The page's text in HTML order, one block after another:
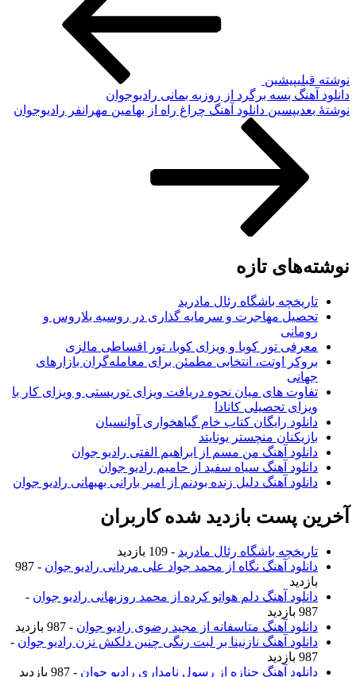
نوشته قبلیپیشین
دانلود آهنگ بسه برگرد از روزبه بمانی رادیوجوان
نوشته‌ٔ بعدیپسین دانلود آهنگ چراغ راه از بهامین مهرانفر رادیوجوان
نوشته‌های تازه
تاریخچه باشگاه رئال مادرید
تحصیل مهاجرت و سرمایه گذاری در روسیه بلاروس و
رومانی
معرفی تور کوبا و ویزای کوبا، تور اقساطی مالزی
بروکر اوتت، انتخابی مطمئن برای معامله‌گران بازارهای
جهانی
تفاوت های میان نحوه دریافت ویزای توریستی و ویزای کار با
ویزای تحصیلی کانادا
دانلود رایگان کتاب خام گیاهخواری آوانسیان
بازیکنان منچستر یونایتد
دانلود آهنگ من مسم از ابراهیم الفتی رادیو جوان
دانلود آهنگ سیاه سفید از حامیم رادیو جوان
دانلود آهنگ دلیل زنده بودنم از امیر بارانی بهبهانی رادیو جوان
آخرین پست بازدید شده کاربران
تاریخچه باشگاه رئال مادرید - 109 بازدید
دانلود آهنگ نگاه از محمد جواد علی مردانی رادیو جوان
- 987
بازدید
دانلود آهنگ دلم هواتو کرده از محمد روزبهانی رادیو جوان -
987 بازدید
دانلود آهنگ متاسفانه از مجید رضوی رادیو جوان - 987 بازدید
دانلود آهنگ نازنینا بر لبت رنگی چنین دلکش نزن رادیو جوان -
987 بازدید
دانلود آهنگ جنازه از رسول نامداری رادیو جوان - 987 بازدید